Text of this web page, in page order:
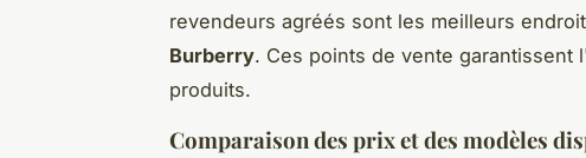
revendeurs agréés sont les meilleurs
Burberry. Ces points de vente garantissent
produits.
Comparaison des prix et des modèles